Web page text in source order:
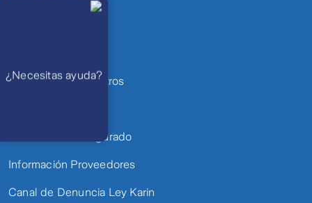
Denuncia de siniestros
Defensor del asegurado
Información Proveedores
Canal de Denuncia Ley Karin
¿Necesitas ayuda?
WhatsApp
Atención 24